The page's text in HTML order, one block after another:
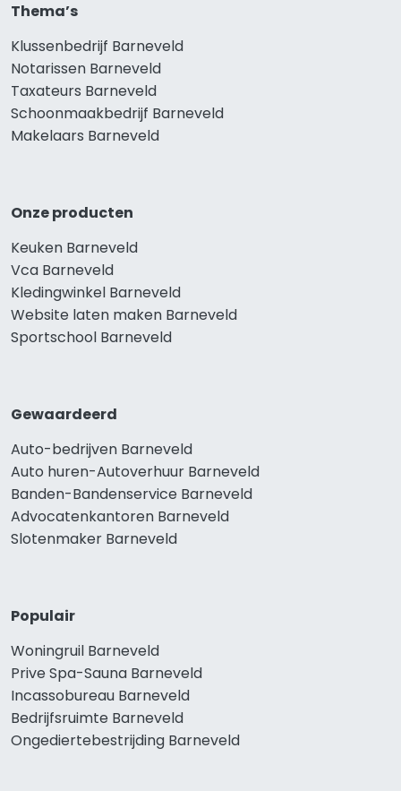
Thema’s
Klussenbedrijf Barneveld
Notarissen Barneveld
Taxateurs Barneveld
Schoonmaakbedrijf Barneveld
Makelaars Barneveld
Onze producten
Keuken Barneveld
Vca Barneveld
Kledingwinkel Barneveld
Website laten maken Barneveld
Sportschool Barneveld
Gewaardeerd
Auto-bedrijven Barneveld
Auto huren-Autoverhuur Barneveld
Banden-Bandenservice Barneveld
Advocatenkantoren Barneveld
Slotenmaker Barneveld
Populair
Woningruil Barneveld
Prive Spa-Sauna Barneveld
Incassobureau Barneveld
Bedrijfsruimte Barneveld
Ongediertebestrijding Barneveld